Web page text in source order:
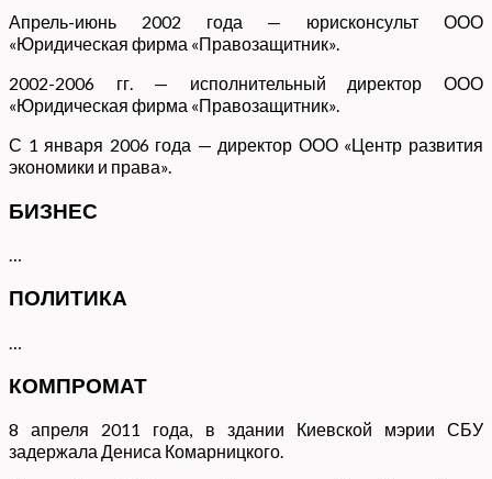
Апрель-июнь 2002 года — юрисконсульт ООО
«Юридическая фирма «Правозащитник».
2002-2006 гг. — исполнительный директор ООО
«Юридическая фирма «Правозащитник».
С 1 января 2006 года — директор ООО «Центр развития
экономики и права».
БИЗНЕС
…
ПОЛИТИКА
…
КОМПРОМАТ
8 апреля 2011 года, в здании Киевской мэрии СБУ
задержала Дениса Комарницкого.